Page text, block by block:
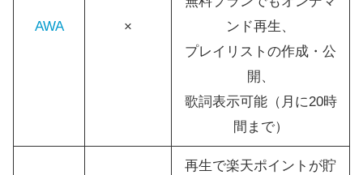
AWA ×
ンド再生、
プレイリストの作成・公
開、
歌詞表示可能（月に20時
間まで）
再生で楽天ポイントが貯